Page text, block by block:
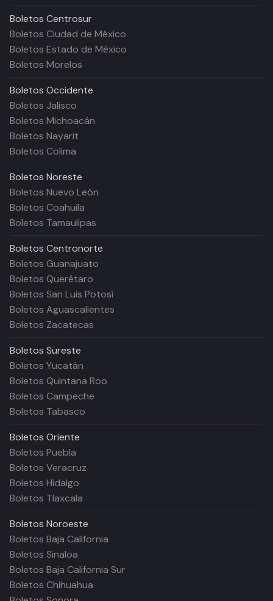
Boletos Centrosur
Boletos Ciudad de México
Boletos Estado de México
Boletos Morelos
Boletos Occidente
Boletos Jalisco
Boletos Michoacán
Boletos Nayarit
Boletos Colima
Boletos Noreste
Boletos Nuevo León
Boletos Coahuila
Boletos Tamaulipas
Boletos Centronorte
Boletos Guanajuato
Boletos Querétaro
Boletos San Luis Potosí
Boletos Aguascalientes
Boletos Zacatecas
Boletos Sureste
Boletos Yucatán
Boletos Quintana Roo
Boletos Campeche
Boletos Tabasco
Boletos Oriente
Boletos Puebla
Boletos Veracruz
Boletos Hidalgo
Boletos Tlaxcala
Boletos Noroeste
Boletos Baja California
Boletos Sinaloa
Boletos Baja California Sur
Boletos Chihuahua